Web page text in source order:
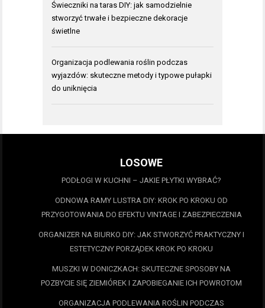
Świeczniki na taras DIY: jak samodzielnie
stworzyć trwałe i bezpieczne dekoracje
świetlne
Organizacja podlewania roślin podczas
wyjazdów: skuteczne metody i typowe pułapki
do uniknięcia
LOSOWE
PODŁOGI W KUCHNI – JAKIE PŁYTKI WYBRAĆ?
ODNOWA RAMY LUSTRA DIY: KROK PO KROKU OD
PRZYGOTOWANIA DO EFEKTU VINTAGE I ZABEZPIECZENIA
ORGANIZER NA BIURKO DIY: JAK STWORZYĆ PRAKTYCZNY I
ESTETYCZNY PORZĄDEK KROK PO KROKU
MUSZKI W DONICZKACH: SKUTECZNE SPOSOBY NA
POZBYCIE SIĘ ZIEMIÓREK I ZAPOBIEGANIE ICH POWROTOM
ORGANIZACJA PODLEWANIA ROŚLIN PODCZAS